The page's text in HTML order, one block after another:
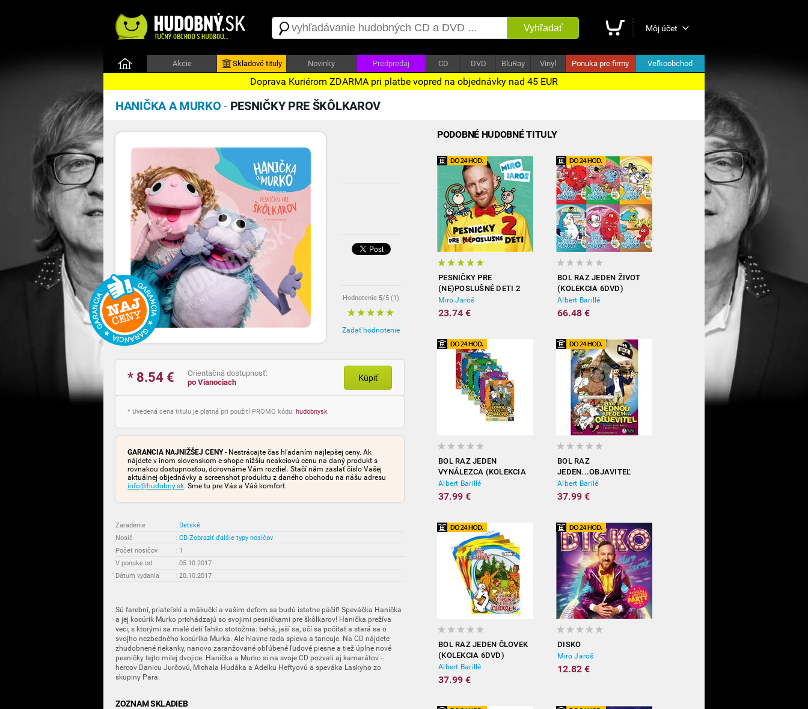
Vyhľadať Môj účet
Akcie Skladové tituly Novinky Predpredaj CD DVD BluRay Vinyl Ponuka pre firmy Veľkoobchod
Doprava Kuriérom ZDARMA pri platbe vopred na objednávky nad 45 EUR
HANIČKA A MURKO - PESNIČKY PRE ŠKÔLKAROV
Hodnotenie 5/5 (1)
Zadať hodnotenie
* 8.54 €
Orientačná dostupnosť:
po Vianociach
Kúpiť
* Uvedená cena titulu je platná pri použití PROMO kódu: hudobnysk
GARANCIA NAJNIŽŠEJ CENY- Nestrácajte čas hľadaním najlepšej ceny. Ak
nájdete v inom slovenskom e-shope nižšiu neakciovú cenu na daný produkt s
rovnakou dostupnosťou, dorovnáme Vám rozdiel. Stačí nám zaslať číslo Vašej
aktuálnej objednávky a screenshot produktu z daného obchodu na nášu adresu
info@hudobny.sk. Sme tu pre Vás a Váš komfort.
Zaradenie : Detské
Nosič
: CD Zobraziť ďalšie typy nosičov
Počet nosičov
: 1
V ponuke od
: 05.10.2017
Dátum vydania
: 20.10.2017
Sú farební, priateľskí a mäkučkí a vašim deťom sa budú istotne páčiť! Speváčka Hanička
a jej kocúrik Murko prichádzajú so svojimi pesničkami pre škôlkarov! Hanička prežíva
veci, s ktorými sa malé deti ľahko stotožnia: behá, jaší sa, učí sa počítať a stará sa o
svojho nezbedného kocúrika Murka. Ale hlavne rada spieva a tancuje. Na CD nájdete
zhudobnené riekanky, nanovo zaranžované obľúbené ľudové piesne a tiež úplne nové
pesničky tejto milej dvojice. Hanička a Murko si na svoje CD pozvali aj kamarátov -
hercov Danicu Jurčovú, Michala Hudáka a Adelku Heftyovú a speváka Laskyho zo
skupiny Para.
ZOZNAM SKLADIEB
PODOBNÉ HUDOBNÉ TITULY
PESNIČKY PRE
(NE)POSLUŠNÉ DETI 2
Miro Jaroš
23.74 €
BOL RAZ JEDEN ŽIVOT
(KOLEKCIA 6DVD)
Albert Barillé
66.48 €
BOL RAZ JEDEN
VYNÁLEZCA (KOLEKCIA
6DVD)
Albert Barillé
37.99 €
BOL RAZ
JEDEN...OBJAVITEĽ
(KOLEKCIA 6DVD)
Albert Barilé
37.99 €
BOL RAZ JEDEN ČLOVEK
(KOLEKCIA 6DVD)
Albert Barillé
37.99 €
DISKO
Miro Jaroš
12.82 €